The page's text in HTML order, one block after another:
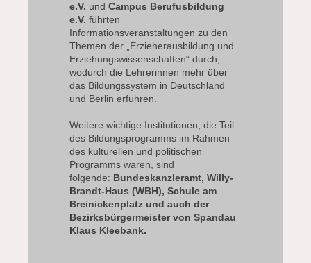
e.V. undCampus Berufusbildung
e.V. führten
Informationsveranstaltungen zu den
Themen der „Erzieherausbildung und
Erziehungswissenschaften“ durch,
wodurch die Lehrerinnen mehr über
das Bildungssystem in Deutschland
und Berlin erfuhren.
Weitere wichtige Institutionen, die Teil
des Bildungsprogramms im Rahmen
des kulturellen und politischen
Programms waren, sind
folgende: Bundeskanzleramt, Willy-
Brandt-Haus (WBH), Schule am
Breinickenplatz und auch der
Bezirksbürgermeister von Spandau
Klaus Kleebank.